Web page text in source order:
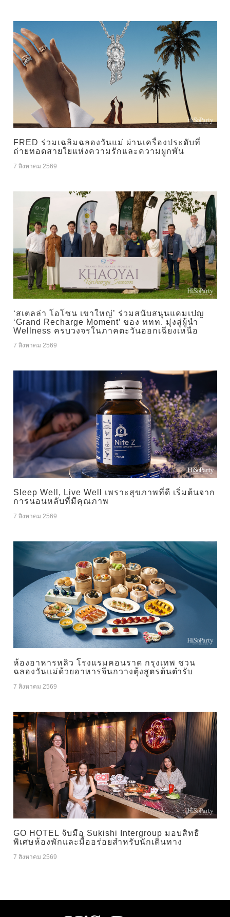
FRED ร่วมเฉลิมฉลองวันแม่ ผ่านเครื่องประดับที่
ถ่ายทอดสายใยแห่งความรักและความผูกพัน
7 สิงหาคม 2569
‘สเตลล่า โอโซน เขาใหญ่’ ร่วมสนับสนุนแคมเปญ
‘Grand Recharge Moment’ ของ ททท. มุ่งสู่ผู้นำ
Wellness ครบวงจรในภาคตะวันออกเฉียงเหนือ
7 สิงหาคม 2569
Sleep Well, Live Well เพราะสุขภาพที่ดี เริ่มต้นจาก
การนอนหลับที่มีคุณภาพ
7 สิงหาคม 2569
ห้องอาหารหลิว โรงแรมคอนราด กรุงเทพ ชวน
ฉลองวันแม่ด้วยอาหารจีนกวางตุ้งสูตรต้นตำรับ
7 สิงหาคม 2569
GO HOTEL จับมือ Sukishi Intergroup มอบสิทธิ
พิเศษห้องพักและมื้ออร่อยสำหรับนักเดินทาง
7 สิงหาคม 2569